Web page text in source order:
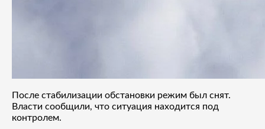
После стабилизации обстановки режим был снят.
Власти сообщили, что ситуация находится под
контролем.